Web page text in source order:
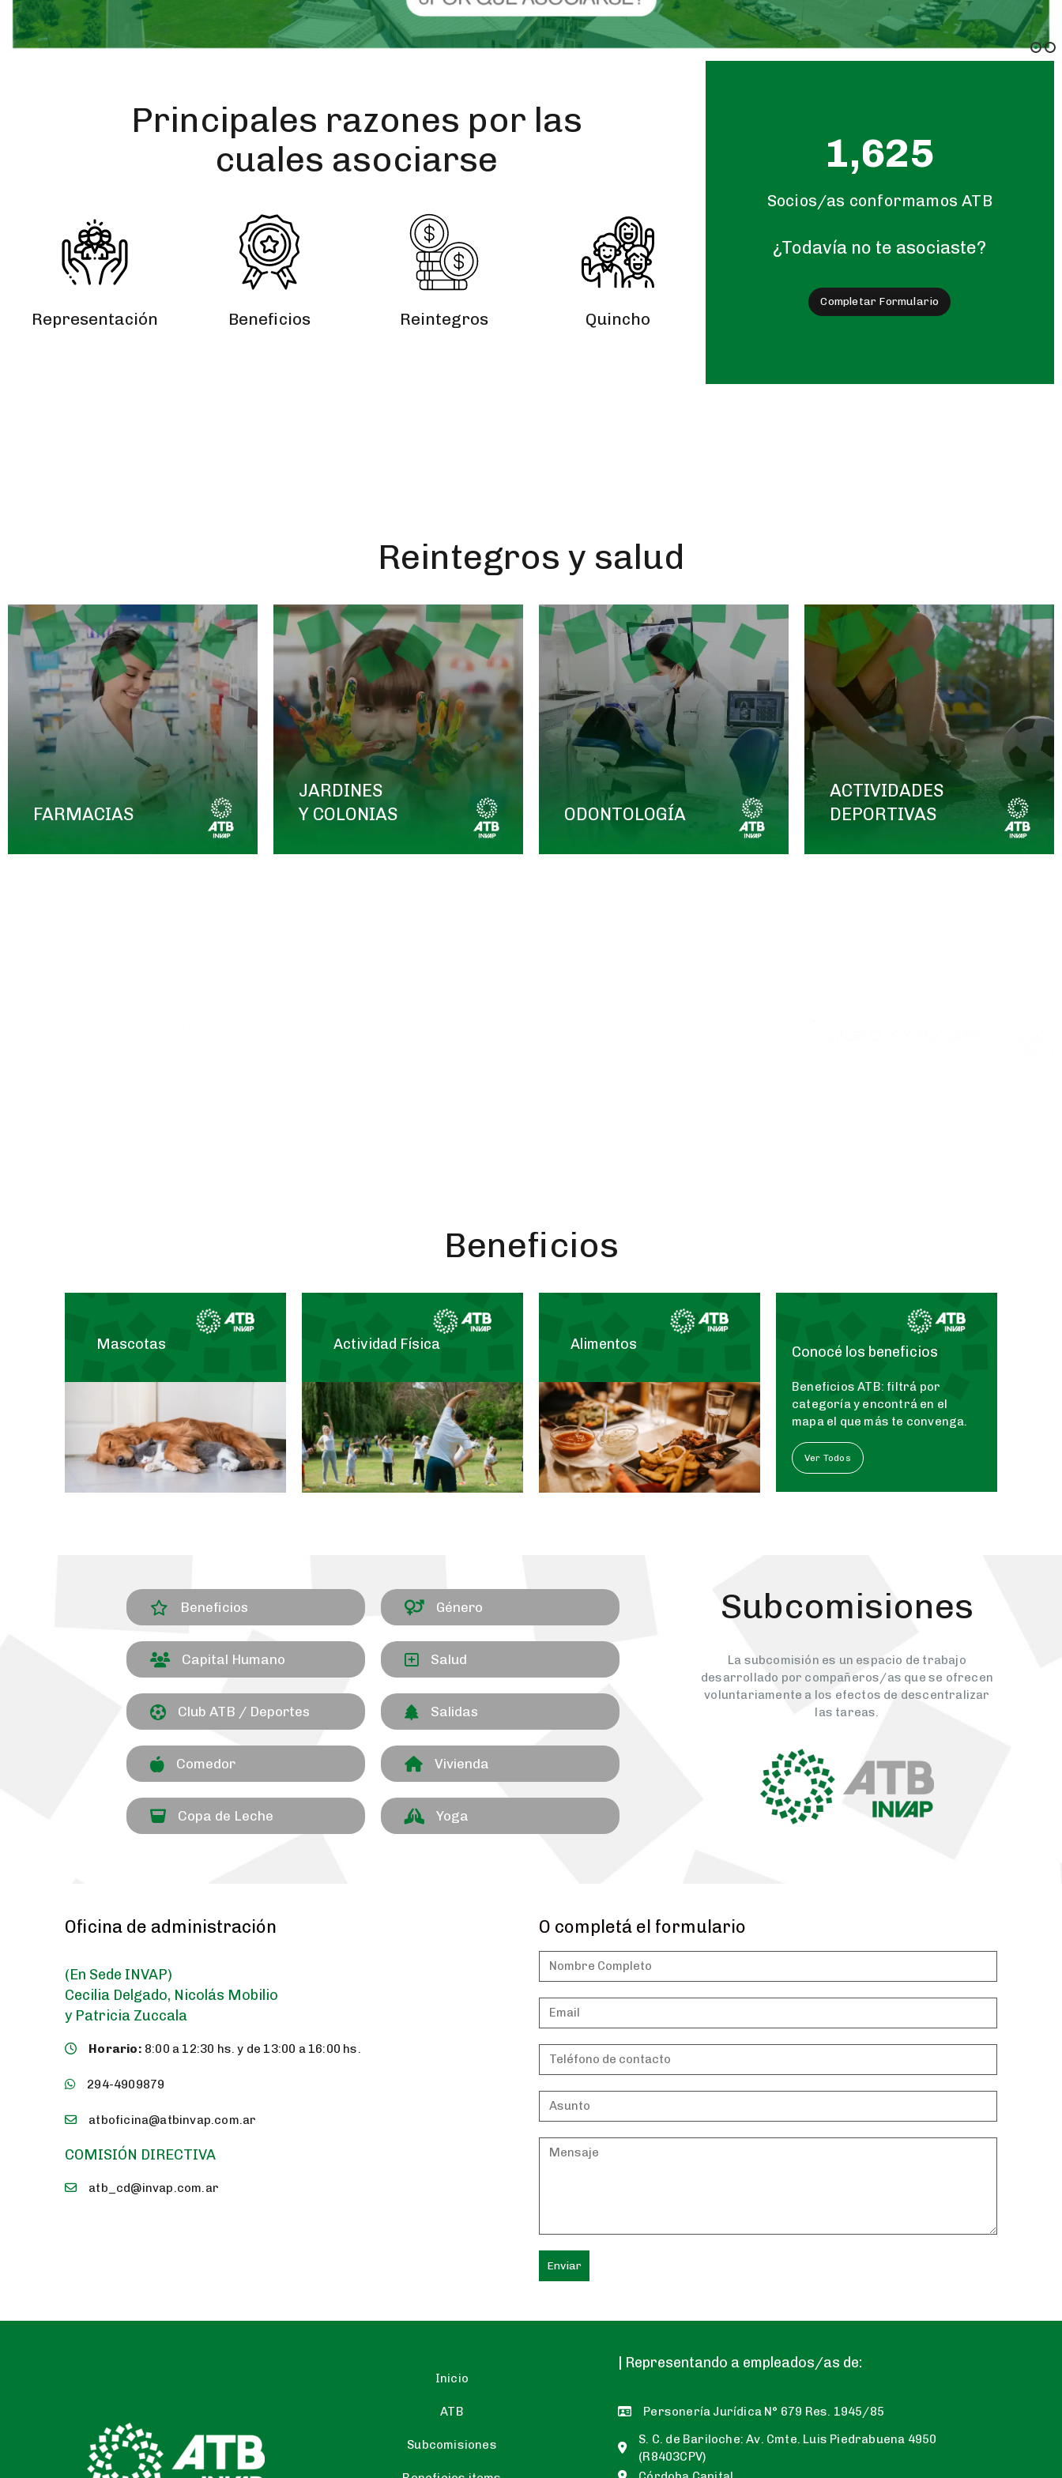
Principales razones por las
cuales asociarse
Representación Beneficios Reintegros Quincho
1,625
Socios/as conformamos ATB
¿Todavía no te asociaste?
Completar Formulario
Reintegros y salud
FARMACIAS
JARDINES
Y COLONIAS
ODONTOLOGÍA
ACTIVIDADES
DEPORTIVAS
Beneficios
Mascotas Actividad Física Alimentos Conocé los beneficios
Beneficios ATB: filtrá por
categoría y encontrá en el
mapa el que más te convenga.
Ver Todos
Beneficios
Capital Humano
Club ATB / Deportes
Comedor
Copa de Leche
Género
Salud
Salidas
Vivienda
Yoga
Subcomisiones
La subcomisión es un espacio de trabajo
desarrollado por compañeros/as que se ofrecen
voluntariamente a los efectos de descentralizar
las tareas.
Oficina de administración
(En Sede INVAP)
Cecilia Delgado, Nicolás Mobilio
y Patricia Zuccala
Horario: 8:00 a 12:30 hs. y de 13:00 a 16:00 hs.
294-4909879
atboficina@atbinvap.com.ar
COMISIÓN DIRECTIVA
atb_cd@invap.com.ar
O completá el formulario
Inicio
ATB
Subcomisiones
| Representando a empleados/as de:
Personería Jurídica N° 679 Res. 1945/85
S. C. de Bariloche: Av. Cmte. Luis Piedrabuena 4950
(R8403CPV)